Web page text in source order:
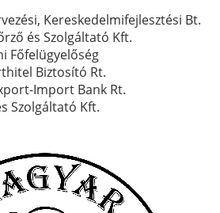
Kereskedelmifejlesztési Bt.
és Szolgáltató Kft.
Főfelügyelőség
Biztosító Rt.
Import Bank Rt.
Szolgáltató Kft.